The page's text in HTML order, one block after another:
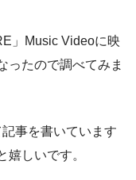
」Music Videoに映
ったので調べてみま
事を書いています
しいです。